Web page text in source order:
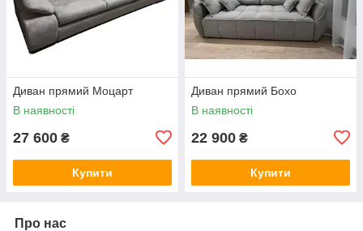
Диван прямий Моцарт
В наявності
27 600 ₴
Купити
Диван прямий Бохо
В наявності
22 900 ₴
Купити
Про нас